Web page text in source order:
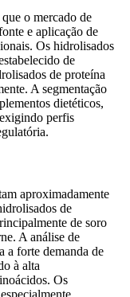
o mercado de
e aplicação de
Os hidrolisados
de
​​de proteína
A segmentação
dietéticos,
perfis
aproximadamente
​​de
de soro
A análise de
a forte demanda de
à alta
Os